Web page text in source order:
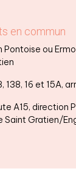
en commun
Pontoise ou
138, 16 et 15A,
A15, direction
Saint Gratien/